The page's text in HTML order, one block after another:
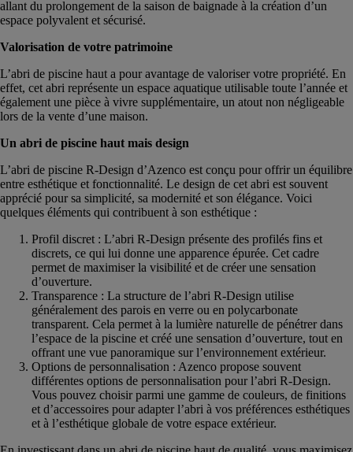
allant du prolongement de la saison de baignade à la création d’un
espace polyvalent et sécurisé.
Valorisation de votre patrimoine
L’abri de piscine haut a pour avantage de valoriser votre propriété. En
effet, cet abri représente un espace aquatique utilisable toute l’année et
également une pièce à vivre supplémentaire, un atout non négligeable
lors de la vente d’une maison.
Un abri de piscine haut mais design
L’abri de piscine R-Design d’Azenco est conçu pour offrir un équilibre
entre esthétique et fonctionnalité. Le design de cet abri est souvent
apprécié pour sa simplicité, sa modernité et son élégance. Voici
quelques éléments qui contribuent à son esthétique :
Profil discret : L’abri R-Design présente des profilés fins et
discrets, ce qui lui donne une apparence épurée. Cet cadre
permet de maximiser la visibilité et de créer une sensation
d’ouverture.
Transparence : La structure de l’abri R-Design utilise
généralement des parois en verre ou en polycarbonate
transparent. Cela permet à la lumière naturelle de pénétrer dans
l’espace de la piscine et créé une sensation d’ouverture, tout en
offrant une vue panoramique sur l’environnement extérieur.
Options de personnalisation : Azenco propose souvent
différentes options de personnalisation pour l’abri R-Design.
Vous pouvez choisir parmi une gamme de couleurs, de finitions
et d’accessoires pour adapter l’abri à vos préférences esthétiques
et à l’esthétique globale de votre espace extérieur.